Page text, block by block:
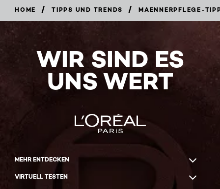
HOME / TIPPS UND TRENDS / MAENNERPFLEGE-
WIR SIND ES
UNS WERT
MEHR ENTDECKEN
VIRTUELL TESTEN